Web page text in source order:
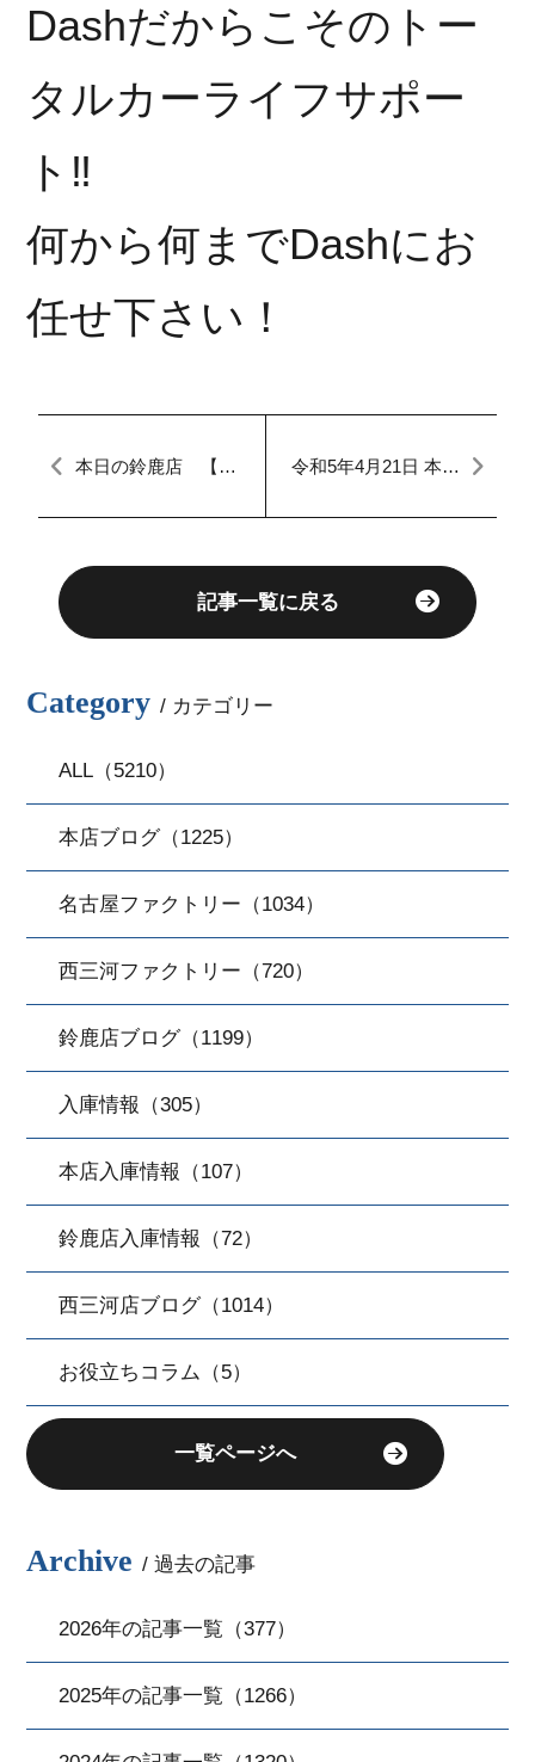
Dashだからこそのトー
タルカーライフサポー
ト‼︎
何から何までDashにお
任せ下さい！
本日の鈴鹿店 【自
分割
令和5年4月21日 本日
記事一覧に戻る
Category / カテゴリー
ALL（5210）
本店ブログ（1225）
名古屋ファクトリー（1034）
西三河ファクトリー（720）
鈴鹿店ブログ（1199）
入庫情報（305）
本店入庫情報（107）
鈴鹿店入庫情報（72）
西三河店ブログ（1014）
お役立ちコラム（5）
一覧ページへ
Archive / 過去の記事
2026年の記事一覧（377）
2025年の記事一覧（1266）